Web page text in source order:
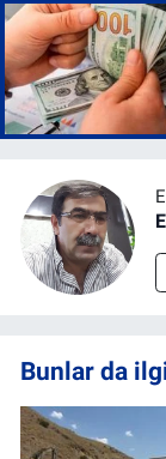
Bunlar da